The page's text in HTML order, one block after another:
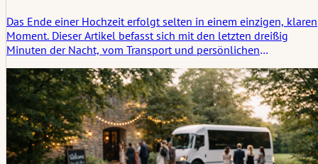
Das Ende einer Hochzeit erfolgt selten in einem einzigen, klaren
Moment. Dieser Artikel befasst sich mit den letzten dreißig
Minuten der Nacht, vom Transport und persönlichen
Übergabe an Dienstleister und dem stillen Beginn dessen, was
danach kommt.